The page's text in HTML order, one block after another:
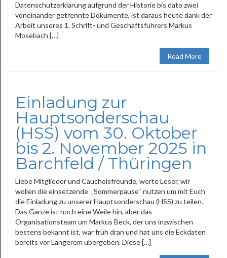
Datenschutzerklärung aufgrund der Historie bis dato zwei
voneinander getrennte Dokumente, ist daraus heute dank der
Arbeit unseres 1. Schrift- und Geschäftsführers Markus
Mosebach […]
Read More
Einladung zur
Hauptsonderschau
(HSS) vom 30. Oktober
bis 2. November 2025 in
Barchfeld / Thüringen
Liebe Mitglieder und Cauchoisfreunde, werte Leser, wir
wollen die einsetzende „Sommerpause“ nutzen um mit Euch
die Einladung zu unserer Hauptsonderschau (HSS) zu teilen.
Das Ganze ist noch eine Weile hin, aber das
Organisationsteam um Markus Beck, der uns inzwischen
bestens bekannt ist, war früh dran und hat uns die Eckdaten
bereits vor Längerem übergeben. Diese […]